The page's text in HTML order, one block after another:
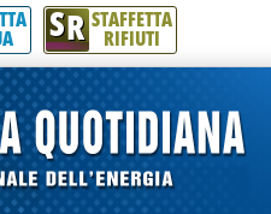
SR STAFFETTA
RIFIUTI